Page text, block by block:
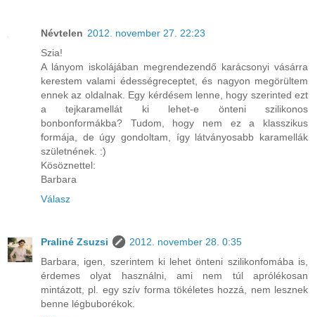
Névtelen 2012. november 27. 22:23
Szia!
A lányom iskolájában megrendezendő karácsonyi vásárra
kerestem valami édességreceptet, és nagyon megörültem
ennek az oldalnak. Egy kérdésem lenne, hogy szerinted ezt
a tejkaramellát ki lehet-e önteni szilikonos
bonbonformákba? Tudom, hogy nem ez a klasszikus
formája, de úgy gondoltam, így látványosabb karamellák
születnének. :)
Kösöznettel:
Barbara
Válasz
Praliné Zsuzsi
2012. november 28. 0:35
Barbara, igen, szerintem ki lehet önteni szilikonfomába is,
érdemes olyat használni, ami nem túl aprólékosan
mintázott, pl. egy szív forma tökéletes hozzá, nem lesznek
benne légbuborékok.